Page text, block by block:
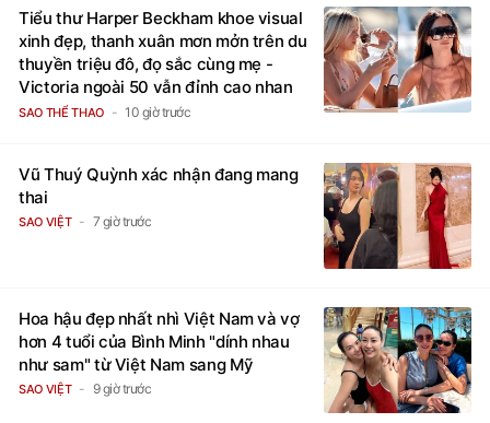
Tiểu thư Harper Beckham khoe visual
xinh đẹp, thanh xuân mơn mởn trên du
thuyền triệu đô, đọ sắc cùng mẹ -
Victoria ngoài 50 vẫn đỉnh cao nhan
sắc
SAO THỂ THAO 10 giờ trước
Vũ Thuý Quỳnh xác nhận đang mang
thai
SAO VIỆT 7 giờ trước
Hoa hậu đẹp nhất nhì Việt Nam và vợ
hơn 4 tuổi của Bình Minh "dính nhau
như sam" từ Việt Nam sang Mỹ
SAO VIỆT 9 giờ trước